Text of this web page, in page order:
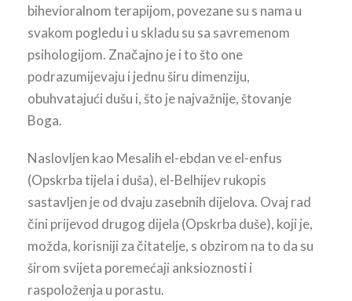
bihevioralnom terapijom, povezane su s nama u
svakom pogledu i u skladu su sa savremenom
psihologijom. Značajno je i to što one
podrazumijevaju i jednu širu dimenziju,
obuhvatajući dušu i, što je najvažnije, štovanje
Boga.
Naslovljen kao Mesalih el-ebdan ve el-enfus
(Opskrba tijela i duša), el-Belhijev rukopis
sastavljen je od dvaju zasebnih dijelova. Ovaj rad
čini prijevod drugog dijela (Opskrba duše), koji je,
možda, korisniji za čitatelje, s obzirom na to da su
širom svijeta poremećaji anksioznosti i
raspoloženja u porastu.